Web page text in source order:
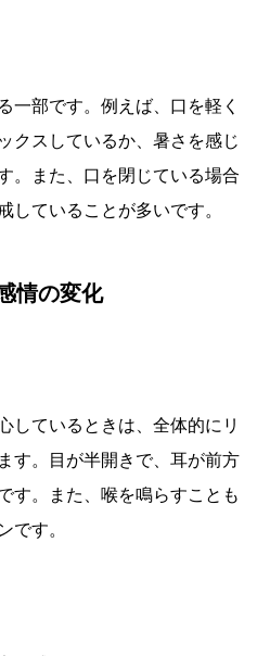
一部です。例えば、口を軽く
クスしているか、暑さを感じ
。また、口を閉じている場合
していることが多いです。
情の変化
しているときは、全体的にリ
す。目が半開きで、耳が前方
す。また、喉を鳴らすことも
です。